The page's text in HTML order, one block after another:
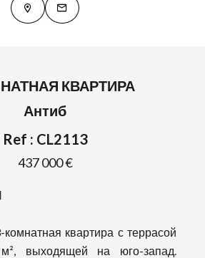
КВАРТИРА
Антиб
Ref : CL2113
437 000 €
квартира с террасой
выходящей на юго-запад.